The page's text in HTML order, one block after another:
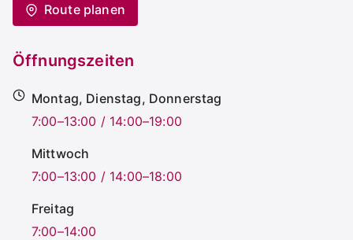
Route planen
Öffnungszeiten
Montag, Dienstag, Donnerstag
7:00–13:00 / 14:00–19:00
Mittwoch
7:00–13:00 / 14:00–18:00
Freitag
7:00–14:00